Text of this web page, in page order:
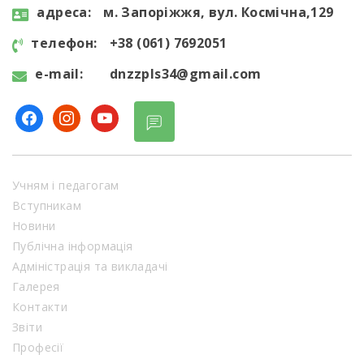
aдресa:
м. Запоріжжя, вул. Космічна,129
телефон:
+38 (061) 7692051
e-mail:
dnzzpls34@gmail.com
facebookinstagram
youtube
Учням і педагогам
Вступникам
Новини
Публічна інформація
Адміністрація та викладачі
Галерея
Контакти
Звіти
Професії